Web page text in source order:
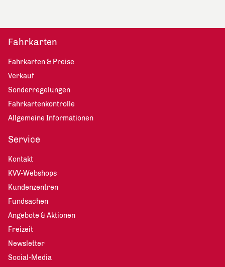
Fahrkarten
Fahrkarten & Preise
Verkauf
Sonderregelungen
Fahrkartenkontrolle
Allgemeine Informationen
Service
Kontakt
KVV-Webshops
Kundenzentren
Fundsachen
Angebote & Aktionen
Freizeit
Newsletter
Social-Media